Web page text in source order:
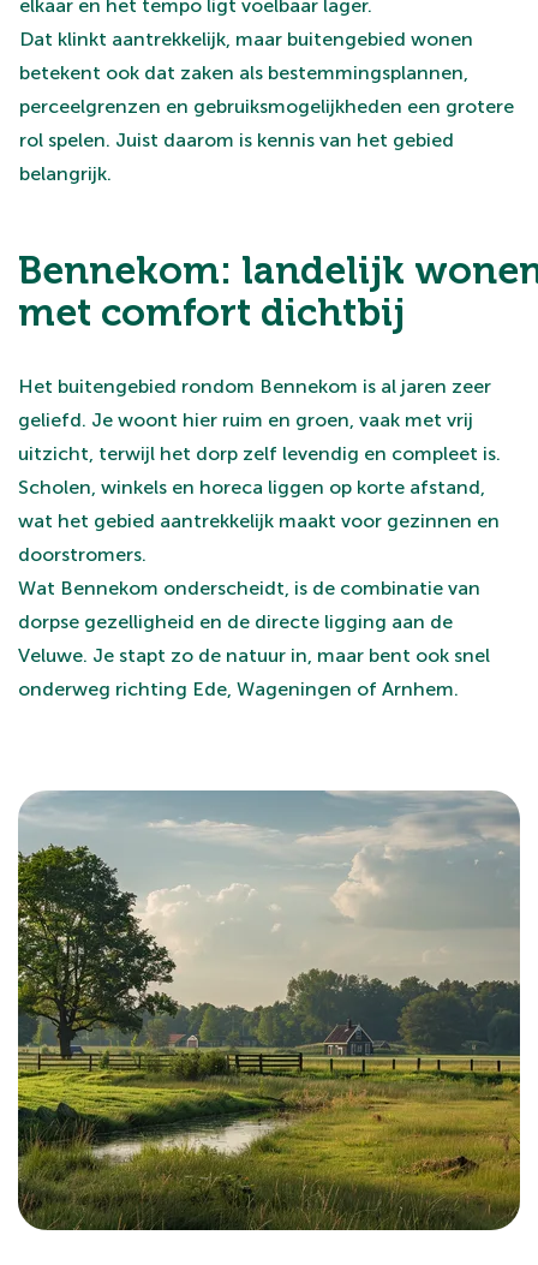
elkaar en het tempo ligt voelbaar lager.
Dat klinkt aantrekkelijk, maar buitengebied wonen
betekent ook dat zaken als bestemmingsplannen,
perceelgrenzen en gebruiksmogelijkheden een grotere
rol spelen. Juist daarom is kennis van het gebied
belangrijk.
Bennekom: landelijk
met comfort dichtbij
Het buitengebied rondom Bennekom is al jaren zeer
geliefd. Je woont hier ruim en groen, vaak met vrij
uitzicht, terwijl het dorp zelf levendig en compleet is.
Scholen, winkels en horeca liggen op korte afstand,
wat het gebied aantrekkelijk maakt voor gezinnen en
doorstromers.
Wat Bennekom onderscheidt, is de combinatie van
dorpse gezelligheid en de directe ligging aan de
Veluwe. Je stapt zo de natuur in, maar bent ook snel
onderweg richting Ede, Wageningen of Arnhem.